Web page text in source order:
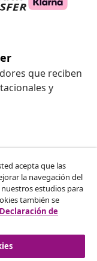
que reciben
y
acepta que las
la navegación del
estudios para
también se
Declaración de